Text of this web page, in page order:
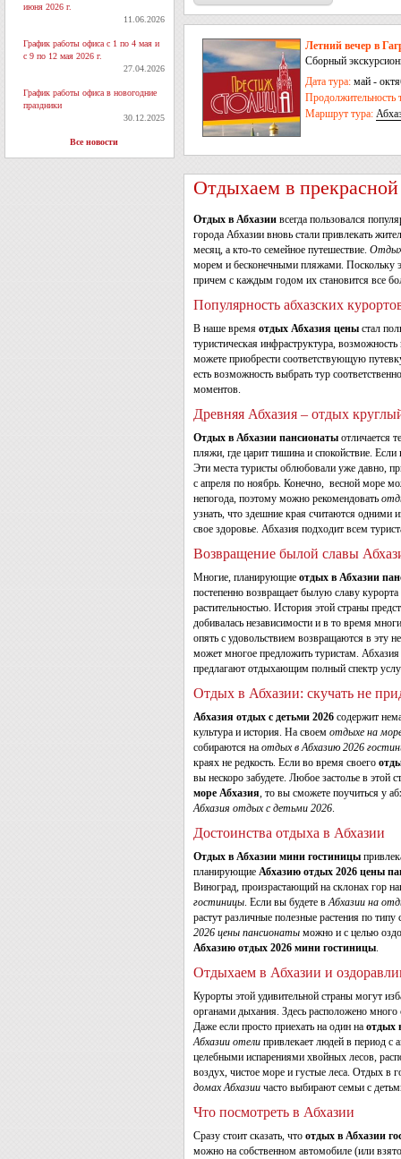
июня 2026 г.
11.06.2026
График работы офиса с 1 по 4 мая и
с 9 по 12 мая 2026 г.
27.04.2026
График работы офиса в новогодние
праздники
30.12.2025
Все новости
Летний вечер в
Сборный
Дата тура: май -
Продолжительность
Маршрут тура:
Отдыхаем в
Отдых в Абхазии всегда пользовался
города Абхазии вновь стали привлекать
месяц, а кто-то семейное путешествие. Отдых
морем и бесконечными пляжами. Поскольку
причем с каждым годом их становится все
Популярность абхазских
В наше время отдых Абхазия цены стал
туристическая инфраструктура,
можете приобрести соответствующую
есть возможность выбрать тур
моментов.
Древняя Абхазия – отдых
Отдых в Абхазии пансионаты отличается
пляжи, где царит тишина и спокойствие.
Эти места туристы облюбовали уже давно,
с апреля по ноябрь. Конечно, весной море
непогода, поэтому можно рекомендовать
узнать, что здешние края считаются
свое здоровье. Абхазия подходит всем
Возвращение былой славы
Многие, планирующие отдых в Абхазии
постепенно возвращает былую славу
растительностью. История этой страны
добивалась независимости и в то время
опять с удовольствием возвращаются в эту
может многое предложить туристам.
предлагают отдыхающим полный спектр
Отдых в Абхазии: скучать не
Абхазия отдых с детьми 2026 содержит
культура и история. На своем отдыхе на
собираются на отдых в Абхазию 2026
краях не редкость. Если во время своего
вы нескоро забудете. Любое застолье в этой
море Абхазия, то вы сможете поучиться у
Абхазия отдых с детьми 2026.
Достоинства отдыха в Абхазии
Отдых в Абхазии мини гостиницы
планирующие Абхазию отдых 2026 цены
Виноград, произрастающий на склонах гор
гостиницы. Если вы будете вАбхазии на
растут различные полезные растения по
2026 цены пансионаты можно и с целью
Абхазию отдых 2026 мини гостиницы.
Отдыхаем в Абхазии и
Курорты этой удивительной страны могут
органами дыхания. Здесь расположено
Даже если просто приехать на один на отдых
Абхазии отели привлекает людей в период с
целебными испарениями хвойных лесов,
воздух, чистое море и густые леса. Отдых в
домах Абхазии часто выбирают семьи с
Что посмотреть в Абхазии
Сразу стоит сказать, что отдых в Абхазии
можно на собственном автомобиле (или